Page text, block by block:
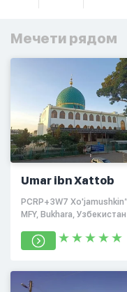
Мечети рядом
Umar ibn Xattob
PCRP+3W7 Xo'jamushkin”
MFY, Bukhara, Узбекистан